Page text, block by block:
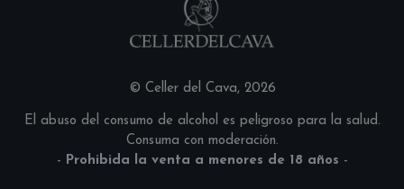
© Celler del Cava, 2026
El abuso del consumo de alcohol es peligroso para la salud.
Consuma con moderación.
- Prohibida la venta a menores de 18 años -